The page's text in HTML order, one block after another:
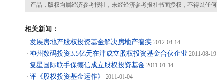
产品，版权均属经济参考报社，未经经济参考报社书面授权，不得以任
相关新闻：
· 发展房地产股权投资基金解决房地产痼疾 2012-08-14
· 神州数码投资3.5亿元在津成立股权投资基金合伙企业 2011-08-19
· 复星国际联手保德信成立股权投资基金 2011-01-14
· 评《股权投资基金运作》
2011-01-04